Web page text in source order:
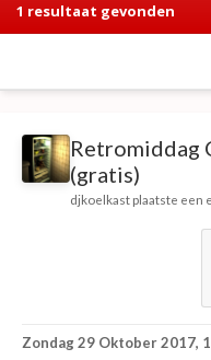
1 resultaat gevonden
Retromiddag
(gratis)
djkoelkast plaatste een
Zondag 29 Oktober 2017,